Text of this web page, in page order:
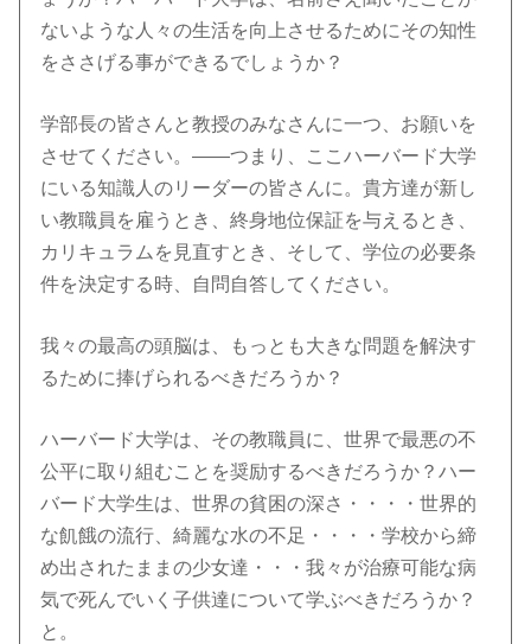
ないような人々の生活を向上させるためにその知性
をささげる事ができるでしょうか？
学部長の皆さんと教授のみなさんに一つ、お願いを
させてください。――つまり、ここハーバード大学
にいる知識人のリーダーの皆さんに。貴方達が新し
い教職員を雇うとき、終身地位保証を与えるとき、
カリキュラムを見直すとき、そして、学位の必要条
件を決定する時、自問自答してください。
我々の最高の頭脳は、もっとも大きな問題を解決す
るために捧げられるべきだろうか？
ハーバード大学は、その教職員に、世界で最悪の不
公平に取り組むことを奨励するべきだろうか？ハー
バード大学生は、世界の貧困の深さ・・・・世界的
な飢餓の流行、綺麗な水の不足・・・・学校から締
め出されたままの少女達・・・我々が治療可能な病
気で死んでいく子供達について学ぶべきだろうか？
と。